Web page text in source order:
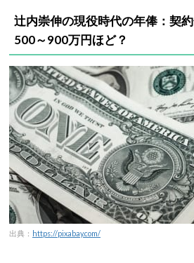
辻内崇伸の現役時代の年俸：契
500～900万円ほど？
出典： https://pixabay.com/